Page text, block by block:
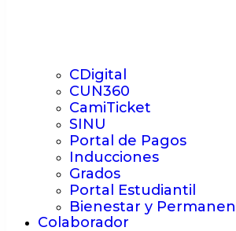
CDigital
CUN360
CamiTicket
SINU
Portal de Pagos
Inducciones
Grados
Portal Estudiantil
Bienestar y
Colaborador